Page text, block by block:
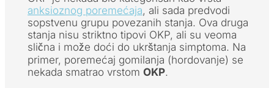
anksioznog poremećaja, ali sada predvodi
sopstvenu grupu povezanih stanja. Ova druga
stanja nisu striktno tipovi OKP, ali su veoma
slična i može doći do ukrštanja simptoma. Na
primer, poremećaj gomilanja (hordovanje) se
nekada smatrao vrstom OKP.